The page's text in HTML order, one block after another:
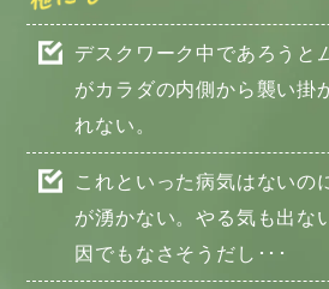
デスクワーク中であろうと
がカラダの内側から襲い掛
れない。
これといった病気はないの
が湧かない。やる気も出な
因でもなさそうだし･･･